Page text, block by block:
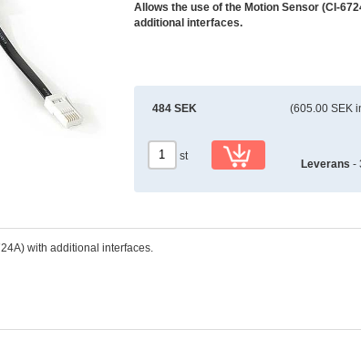
Allows the use of the Motion Sensor (CI-
additional interfaces.
484 SEK (605.00 SEK
st
Leverans -
with additional interfaces.